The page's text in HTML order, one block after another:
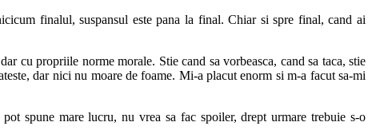
finalul, suspansul este pana la final. Chiar si spre final, cand ai
cu propriile norme morale. Stie cand sa vorbeasca, cand sa taca, stie
dar nici nu moare de foame. Mi-a placut enorm si m-a facut sa-mi
spune mare lucru, nu vrea sa fac spoiler, drept urmare trebuie s-o